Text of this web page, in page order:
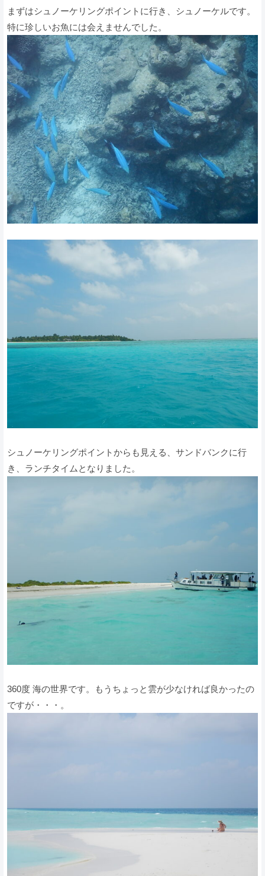
まずはシュノーケリングポイントに行き、シュノーケルです。
特に珍しいお魚には会えませんでした。
シュノーケリングポイントからも見える、サンドバンクに行
き、ランチタイムとなりました。
360度 海の世界です。もうちょっと雲が少なければ良かったの
ですが・・・。